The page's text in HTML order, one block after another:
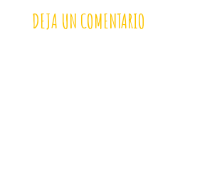
DEJA UN COMENTARIO